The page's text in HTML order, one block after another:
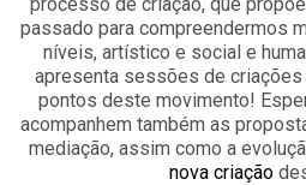
passado para compreendermos
níveis, artístico e social e
apresenta sessões de
pontos deste movimento!
acompanhem também as
mediação, assim como a
nova criação